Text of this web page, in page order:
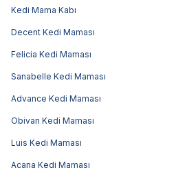
Kedi Mama Kabı
Decent Kedi Maması
Felicia Kedi Maması
Sanabelle Kedi Maması
Advance Kedi Maması
Obivan Kedi Maması
Luis Kedi Maması
Acana Kedi Maması